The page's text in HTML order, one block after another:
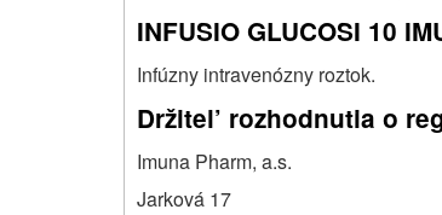
INFUSIO GLUCOSI 10
Infúzny intravenózny roztok.
Držitel’ rozhodnutia o
Imuna Pharm, a.s.
Jarková 17